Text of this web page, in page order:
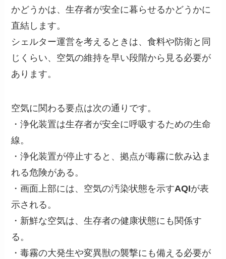
かどうかは、生存者が安全に暮らせるかどうかに
直結します。
シェルター運営を考えるときは、食料や防衛と同
じくらい、空気の維持を早い段階から見る必要が
あります。
空気に関わる要点は次の通りです。
・浄化装置は生存者が安全に呼吸するための生命
線。
・浄化装置が停止すると、拠点が毒霧に飲み込ま
れる危険がある。
・画面上部には、空気の汚染状態を示すAQIが表
示される。
・新鮮な空気は、生存者の健康状態にも関係す
る。
・毒霧の大発生や変異獣の襲撃にも備える必要が